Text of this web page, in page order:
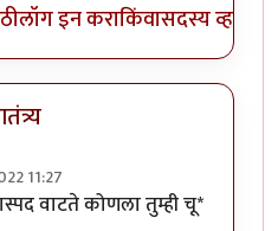
लॉग इन कराकिंवासदस्य व्हा
11:27
byकपिलमुनी
वाटते कोणला तुम्ही चू*